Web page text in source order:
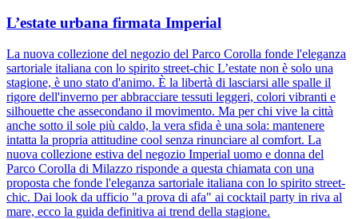
L’estate urbana firmata Imperial
La nuova collezione del negozio del Parco Corolla fonde l'eleganza
sartoriale italiana con lo spirito street-chic L’estate non è solo una
stagione, è uno stato d'animo. È la libertà di lasciarsi alle spalle il
rigore dell'inverno per abbracciare tessuti leggeri, colori vibranti e
silhouette che assecondano il movimento. Ma per chi vive la città
anche sotto il sole più caldo, la vera sfida è una sola: mantenere
intatta la propria attitudine cool senza rinunciare al comfort. La
nuova collezione estiva del negozio Imperial uomo e donna del
Parco Corolla di Milazzo risponde a questa chiamata con una
proposta che fonde l'eleganza sartoriale italiana con lo spirito street-
chic. Dai look da ufficio "a prova di afa" ai cocktail party in riva al
mare, ecco la guida definitiva ai trend della stagione.